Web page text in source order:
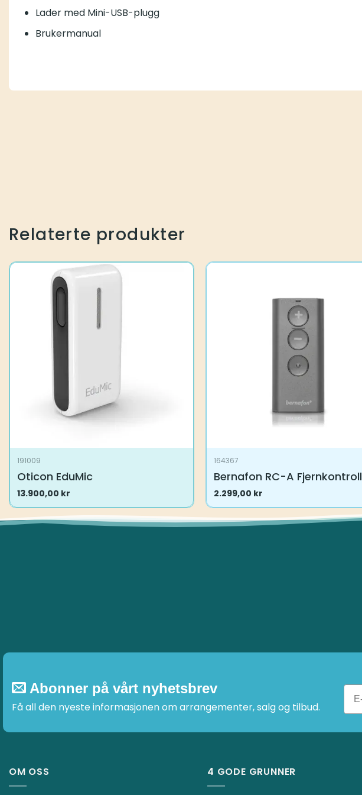
Lader med Mini-USB-plugg
Brukermanual
Relaterte produkter
191009
Oticon EduMic
13.900,00 kr
164367
Bernafon RC-A Fjernkontroll
2.299,00 kr
Abonner på vårt nyhetsbrev
Få all den nyeste informasjonen om arrangementer, salg og tilbud.
OM OSS 4 GODE GRUNNER